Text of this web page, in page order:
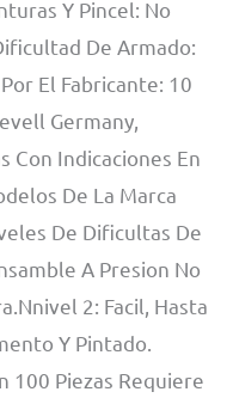
Y Pincel: No
De Armado:
El Fabricante: 10
Germany,
Con Indicaciones En
De La Marca
De Dificultas De
A Presion No
2: Facil, Hasta
Y Pintado.
100 Piezas Requiere